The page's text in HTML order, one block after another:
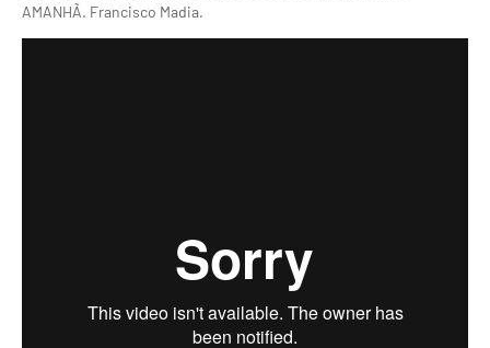
AMANHÃ. Francisco Madia.